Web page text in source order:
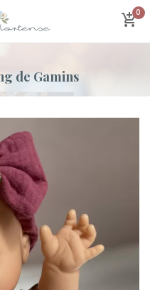
0
de Gamins